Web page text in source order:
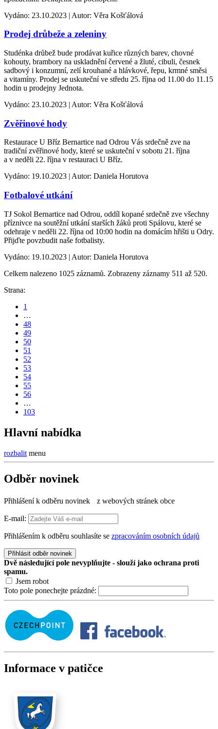
Vydáno: 23.10.2023 | Autor: Věra Košťálová
Prodej drůbeže a zeleniny
Studénka drůbež bude prodávat kuřice různých barev, chovné
kohouty, brambory na uskladnění červené a žluté, cibuli, česnek
sadbový i konzumní, zelí krouhané a hlávkové, řepu, krmné směsi
a vitamíny. Prodej se uskuteční ve středu 25. října od 11.00 do 11.15
hodin u prodejny Jednota.
Vydáno: 23.10.2023 | Autor: Věra Košťálová
Zvěřinové hody
Restaurace U Bříz Bernartice nad Odrou Vás srdečně zve na
tradiční zvěřinové hody, které se uskuteční v sobotu 21. října
a v neděli 22. října v restauraci U Bříz.
Vydáno: 19.10.2023 | Autor: Daniela Horutova
Fotbalové utkání
TJ Sokol Bernartice nad Odrou, oddíl kopané srdečně zve všechny
příznivce na soutěžní utkání starších žáků proti Spálovu, které se
odehraje v neděli 22. října od 10:00 hodin na domácím hřišti u Odry.
Přijďte povzbudit naše fotbalisty.
Vydáno: 19.10.2023 | Autor: Daniela Horutova
Celkem nalezeno 1025 záznamů. Zobrazeny záznamy 511 až 520.
Strana:
1
…
48
49
50
51
52
53
54
55
56
…
103
Hlavní nabídka
rozbalit menu
Odběr novinek
Přihlášení k odběru novinek z webových stránek obce
E-mail:
Přihlášením k odběru souhlasíte se zpracováním osobních údajů
Přihlásit odběr novinek
Dvě následující pole nevyplňujte - slouží jako ochrana proti
spamu.
Jsem robot
Toto pole ponechejte prázdné:
Informace v patičce